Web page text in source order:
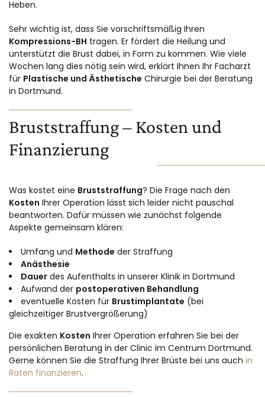
Heben.
Sehr wichtig ist, dass Sie vorschriftsmäßig Ihren
Kompressions-BH tragen. Er fördert die Heilung und
unterstützt die Brust dabei, in Form zu kommen. Wie viele
Wochen lang dies nötig sein wird, erklärt Ihnen Ihr Facharzt
für Plastische und Ästhetische Chirurgie bei der Beratung
in Dortmund.
Bruststraffung – Kosten und
Finanzierung
Was kostet eine Bruststraffung? Die Frage nach den
Kosten Ihrer Operation lässt sich leider nicht pauschal
beantworten. Dafür müssen wie zunächst folgende
Aspekte gemeinsam klären:
Umfang und Methode der Straffung
Anästhesie
Dauer des Aufenthalts in unserer Klinik in Dortmund
Aufwand der postoperativen Behandlung
eventuelle Kosten für Brustimplantate (bei
gleichzeitiger Brustvergrößerung)
Die exakten Kosten Ihrer Operation erfahren Sie bei der
persönlichen Beratung in der Clinic im Centrum Dortmund.
Gerne können Sie die Straffung Ihrer Brüste bei uns auch in
Raten finanzieren.